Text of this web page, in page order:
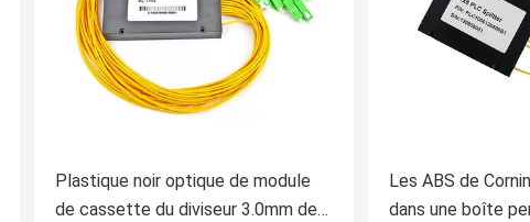
Plastique noir optique de module
de cassette du diviseur 3.0mm de
Les ABS de
dans une boîte